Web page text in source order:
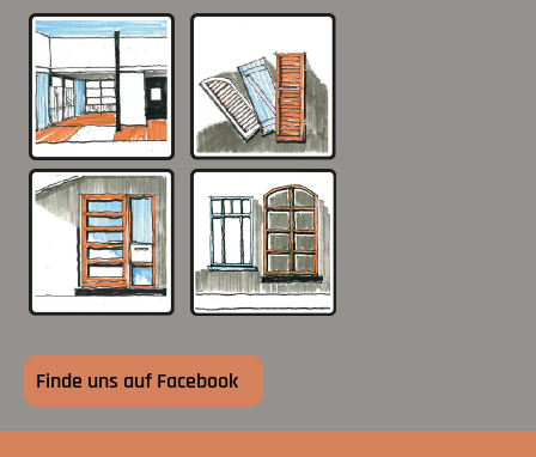
Finde uns auf Facebook